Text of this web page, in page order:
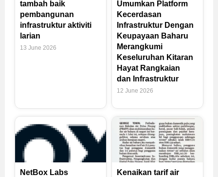
tambah baik
pembangunan
infrastruktur aktiviti
larian
13 June 2026
Umumkan Platform
Kecerdasan
Infrastruktur Dengan
Keupayaan Baharu
Merangkumi
Keseluruhan Kitaran
Hayat Rangkaian
dan Infrastruktur
12 June 2026
NetBox Labs
Kenaikan tarif air